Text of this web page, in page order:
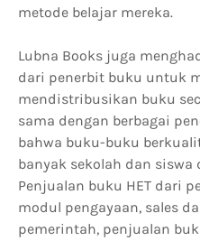
metode belajar mereka.
Lubna Books juga
dari penerbit buku untuk
mendistribusikan buku
sama dengan berbagai
bahwa buku-buku
banyak sekolah dan siswa
Penjualan buku HET dari
modul pengayaan, sales
pemerintah, penjualan